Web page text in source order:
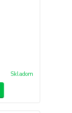
Skladom